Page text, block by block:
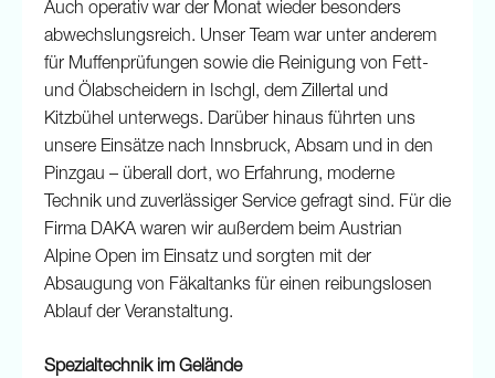
Auch operativ war der Monat wieder besonders
abwechslungsreich. Unser Team war unter anderem
für Muffenprüfungen sowie die Reinigung von Fett-
und Ölabscheidern in Ischgl, dem Zillertal und
Kitzbühel unterwegs. Darüber hinaus führten uns
unsere Einsätze nach Innsbruck, Absam und in den
Pinzgau – überall dort, wo Erfahrung, moderne
Technik und zuverlässiger Service gefragt sind. Für die
Firma DAKA waren wir außerdem beim Austrian
Alpine Open im Einsatz und sorgten mit der
Absaugung von Fäkaltanks für einen reibungslosen
Ablauf der Veranstaltung.
Spezialtechnik im Gelände